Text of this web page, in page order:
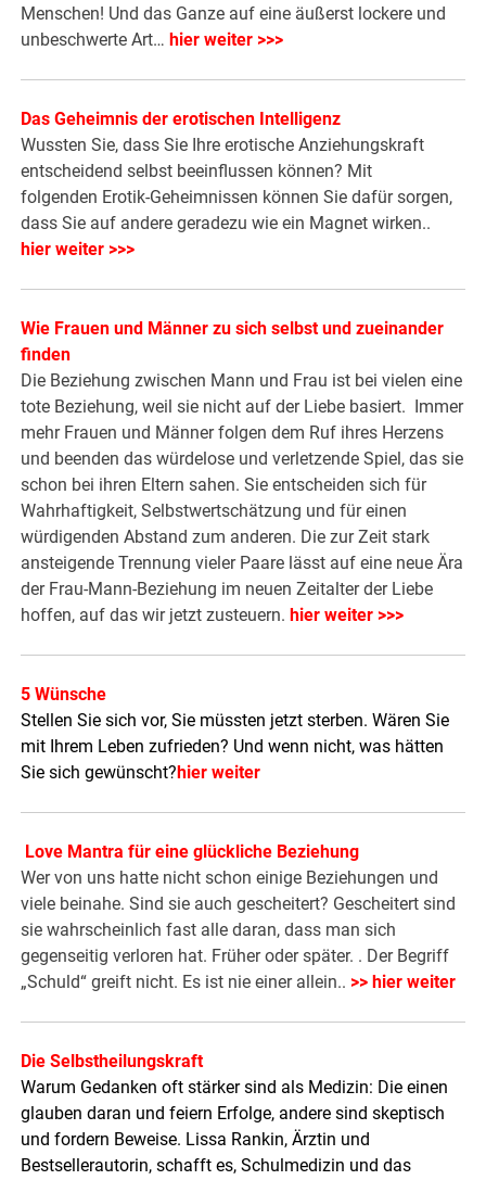
Menschen! Und das Ganze auf eine äußerst lockere und
unbeschwerte Art… hier weiter >>>
Das Geheimnis der erotischen Intelligenz
Wussten Sie, dass Sie Ihre erotische Anziehungskraft
entscheidend selbst beeinflussen können? Mit
folgenden Erotik-Geheimnissen können Sie dafür sorgen,
dass Sie auf andere geradezu wie ein Magnet wirken..
hier weiter >>>
Wie Frauen und Männer zu sich selbst und zueinander
finden
Die Beziehung zwischen Mann und Frau ist bei vielen eine
tote Beziehung, weil sie nicht auf der Liebe basiert. Immer
mehr Frauen und Männer folgen dem Ruf ihres Herzens
und beenden das würdelose und verletzende Spiel, das sie
schon bei ihren Eltern sahen. Sie entscheiden sich für
Wahrhaftigkeit, Selbstwertschätzung und für einen
würdigenden Abstand zum anderen. Die zur Zeit stark
ansteigende Trennung vieler Paare lässt auf eine neue Ära
der Frau-Mann-Beziehung im neuen Zeitalter der Liebe
hoffen, auf das wir jetzt zusteuern. hier weiter >>>
5 Wünsche
Stellen Sie sich vor, Sie müssten jetzt sterben. Wären Sie
mit Ihrem Leben zufrieden? Und wenn nicht, was hätten
Sie sich gewünscht? hier weiter
Love Mantra für eine glückliche Beziehung
Wer von uns hatte nicht schon einige Beziehungen und
viele beinahe. Sind sie auch gescheitert? Gescheitert sind
sie wahrscheinlich fast alle daran, dass man sich
gegenseitig verloren hat. Früher oder später. . Der Begriff
„Schuld“ greift nicht. Es ist nie einer allein.. >> hier weiter
Die Selbstheilungskraft
Warum Gedanken oft stärker sind als Medizin: Die einen
glauben daran und feiern Erfolge, andere sind skeptisch
und fordern Beweise. Lissa Rankin, Ärztin und
Bestsellerautorin, schafft es, Schulmedizin und das